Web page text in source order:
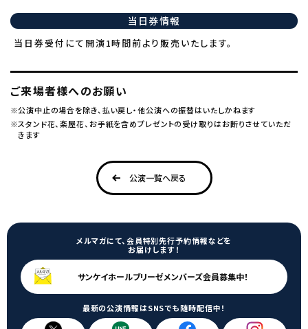
当日券情報
当日券受付にて開演1時間前より販売いたします。
ご来場者様へのお願い
公演中止の場合を除き、払い戻し・他公演への振替はいたしかねます
スタンド花、楽屋花、お手紙を含めプレゼントの受け取りはお断りさせていただ
きます
公演一覧へ戻る
メルマガにて、会員特別先行予約情報などを
お届けします！
サンケイホールブリーゼメンバーズ会員募集中！
最新の公演情報はSNSでも随時配信中！